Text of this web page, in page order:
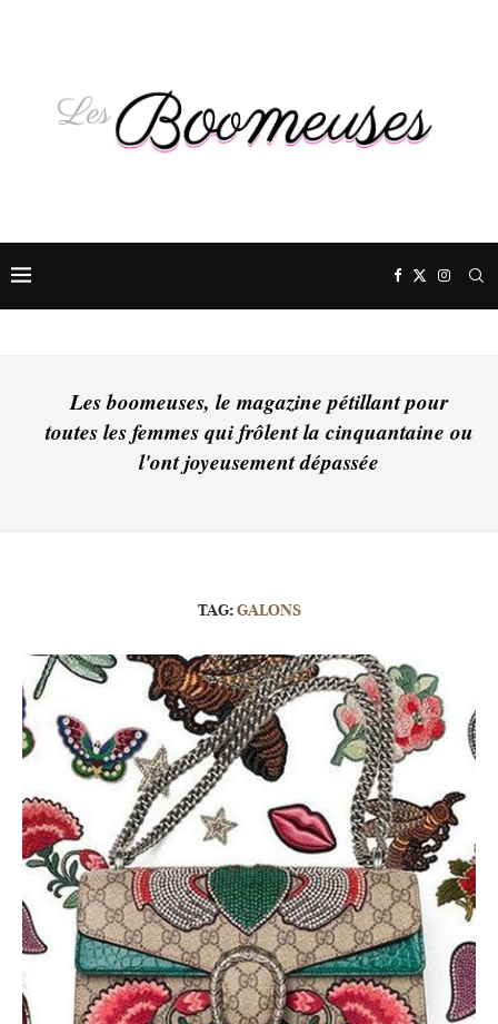
Les boomeuses, le magazine pétillant pour
toutes les femmes qui frôlent la cinquantaine ou
l'ont joyeusement dépassée
TAG:GALONS